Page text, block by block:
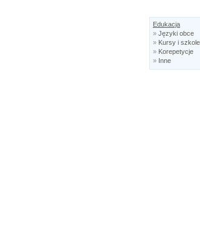
Edukacja
» Języki obce
» Kursy i
» Korepetycje
» Inne